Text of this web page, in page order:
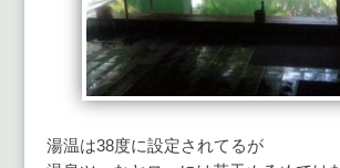
湯温は38度に設定されてるが